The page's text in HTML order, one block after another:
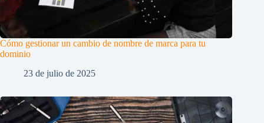
Cómo gestionar un cambio de nombre de marca para tu
dominio
23 de julio de 2025